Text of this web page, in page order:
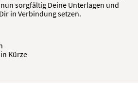
sorgfältig Deine Unterlagen und
in Verbindung setzen.
Kürze